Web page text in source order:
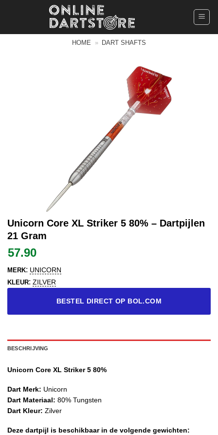
HOME » DART SHAFTS
Unicorn Core XL Striker 5 80% – Dartpijlen
21 Gram
57.90
MERK: UNICORN
KLEUR: ZILVER
BESTEL DIRECT OP BOL.COM
BESCHRIJVING
Unicorn Core XL Striker 5 80%
Dart Merk: Unicorn
Dart Materiaal: 80% Tungsten
Dart Kleur: Zilver
Deze dartpijl is beschikbaar in de volgende gewichten: